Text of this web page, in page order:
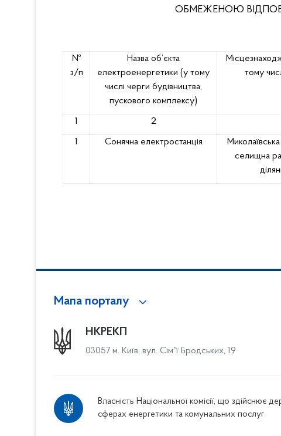
ОБМЕЖЕНОЮ
№
з/п
Назва об’єкта
електроенергетики (у тому
числі черги будівництва,
пускового комплексу)
тому
1 2
1 Сонячна електростанція
селищна
Мапа порталу
НКРЕКП
03057 м. Київ, вул. Сімʼї Бродських, 19
Власність Національної комісії, що здійснює
сферах енергетики та комунальних послуг